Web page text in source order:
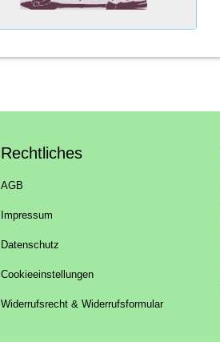
Rechtliches
AGB
Impressum
Datenschutz
Cookieeinstellungen
Widerrufsrecht & Widerrufsformular